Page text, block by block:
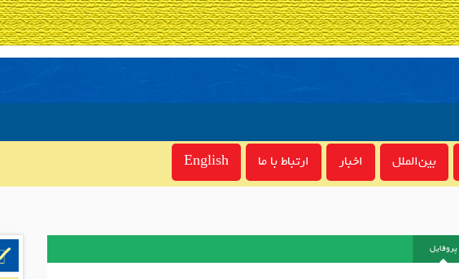
بین‌الملل اخبار ارتباط با ما English
پروفایل